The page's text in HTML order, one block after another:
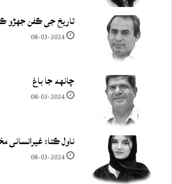
تاريخ جي ڪفن جھڙو
08-03-2024
چانهه جا باغ
08-03-2024
ناول ڪتا: غيرانساني
08-03-2024